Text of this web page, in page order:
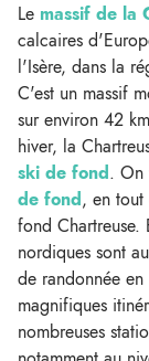
Le massif de la
calcaires
l'Isère, dans la
C'est un massif
sur environ 42
hiver, la
ski de fond. On
de fond, en
fond Chartreuse.
nordiques sont
de randonnée
magnifiques
nombreuses